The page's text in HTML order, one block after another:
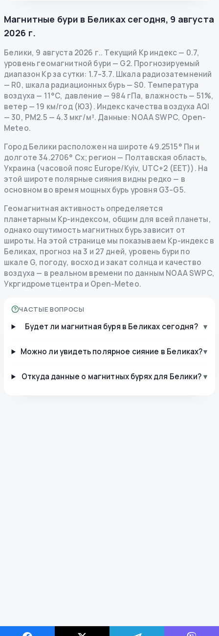
Магнитные бури в Беликах сегодня, 9 августа
2026 г.
Белики, 9 августа 2026 г.. Текущий Kp индекс— 0.7,
уровень геомагнитной бури — G2. Прогнозируемый
диапазон Kp за сутки: 1.7–3.7. Шкала радиозатемнений
— R0, шкала радиационных бурь— S0. Температура
воздуха — 11°C, давление — 984 гПа, влажность — 51%,
ветер — 19 км/год (ЮЗ). Индекс качества воздуха AQI
— 30, PM2.5 — 4.3 мкг/м³. Данные: NOAA SWPC, Open-
Meteo.
Город Белики расположен на широте 49.2515° Пн и
долготе 34.2706° Сх; регион — Полтавская область,
Украина (часовой пояс Europe/Kyiv, UTC+2 (EET)). На
этой широте полярные сияния видны редко — в
основном во время мощных бурь уровня G3–G5.
Геомагнитная активность определяется
планетарным Kp-индексом, общим для всей планеты,
однако ощутимость магнитных бурь зависит от
широты. На этой странице мы показываем Kp-индекс в
Беликах, прогноз на 3 и 27 дней, уровень бури по
шкале G, погоду, восход и закат солнца и качество
воздуха — в реальном времени по данным NOAA SWPC,
Укргидрометцентра и Open-Meteo.
ЧАСТЫЕ ВОПРОСЫ
Будет ли магнитная буря в Беликах сегодня? ▾
Можно ли увидеть полярное сияние в Беликах?▾
Откуда данные о магнитных бурях для Белики? ▾